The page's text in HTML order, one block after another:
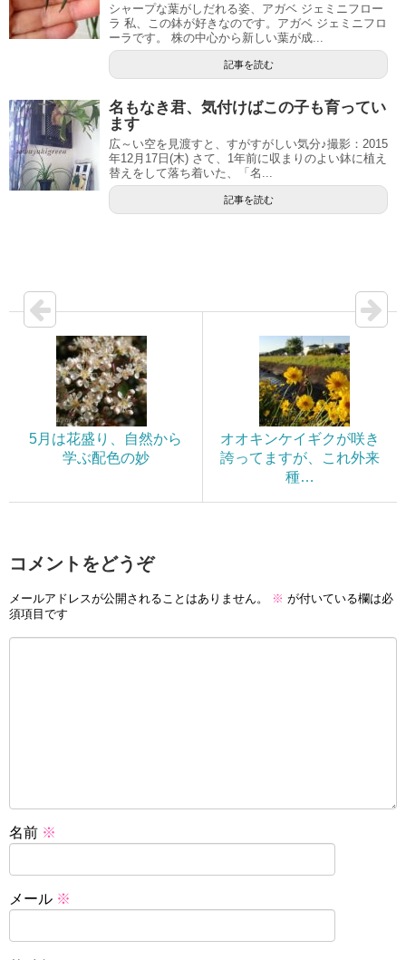
シャープな葉がしだれる姿、アガベ ジェミニフロー
ラ 私、この鉢が好きなのです。アガベ ジェミニフロ
ーラです。 株の中心から新しい葉が成...
記事を読む
名もなき君、気付けばこの子も育ってい
ます
広～い空を見渡すと、すがすがしい気分♪撮影：2015
年12月17日(木) さて、1年前に収まりのよい鉢に植え
替えをして落ち着いた、「名...
記事を読む
5月は花盛り、自然から
学ぶ配色の妙
オオキンケイギクが咲き
誇ってますが、これ外来
種…
コメントをどうぞ
メールアドレスが公開されることはありません。 ※ が付いている欄は必
須項目です
名前 ※
メール ※